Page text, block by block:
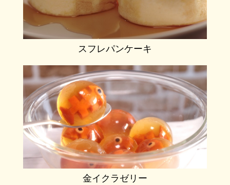
スフレパンケーキ
金イクラゼリー